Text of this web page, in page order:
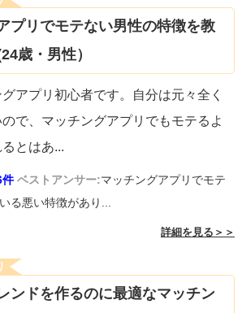
プリでモテない男性の特徴を教
歳・男性）
アプリ初心者です。自分は元々全く
で、マッチングアプリでもモテるよ
るとはあ...
件 ベストアンサー:マッチングアプリでモテ
る悪い特徴があり...
詳細を見る＞＞
ンドを作るのに最適なマッチン